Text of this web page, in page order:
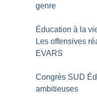
genre
Éducation à la
Les offensives
EVARS
Congrès SUD
ambitieuses